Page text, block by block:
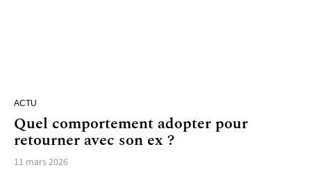
ACTU
Quel comportement adopter pour
retourner avec son ex ?
11 mars 2026